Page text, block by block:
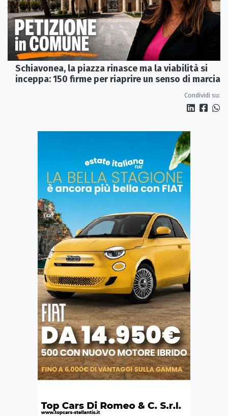
Schiavonea, la piazza rinasce ma la viabilità si
inceppa: 150 firme per riaprire un senso di marcia
Condividi su: